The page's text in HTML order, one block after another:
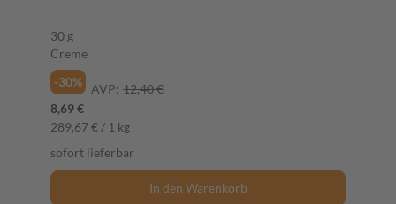
30 g
Creme
-30%
AVP: 12,40 €
8,69 €
289,67 € / 1 kg
sofort lieferbar
In den Warenkorb